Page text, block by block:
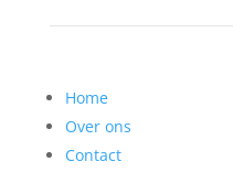
Home
Over ons
Contact